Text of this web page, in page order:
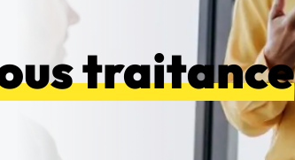
traitance